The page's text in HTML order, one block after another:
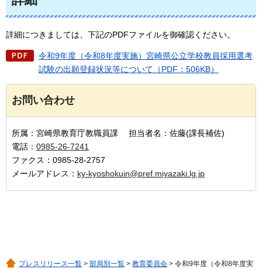
詳細につきましては、下記のPDFファイルを御確認ください。
令和9年度（令和8年度実施）宮崎県公立学校教員採用選考
試験の出願登録状況等について（PDF：506KB）
お問い合わせ
所属：宮崎県教育庁教職員課 担当者名：佐藤(課長補佐)
電話： 0985-26-7241
ファクス：0985-28-2757
メールアドレス： ky-kyoshokuin@pref.miyazaki.lg.jp
プレスリリース一覧 > 部局別一覧 > 教育委員会 > 令和9年度（令和8年度実